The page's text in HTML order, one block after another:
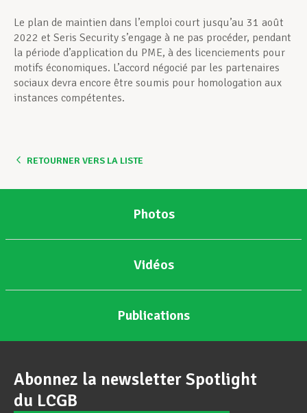
Le plan de maintien dans l’emploi court jusqu’au 31 août
2022 et Seris Security s’engage à ne pas procéder, pendant
la période d’application du PME, à des licenciements pour
motifs économiques. L’accord négocié par les partenaires
sociaux devra encore être soumis pour homologation aux
instances compétentes.
RETOURNER VERS LA LISTE
Photos
Vidéos
Publications
Abonnez la newsletter Spotlight
du LCGB